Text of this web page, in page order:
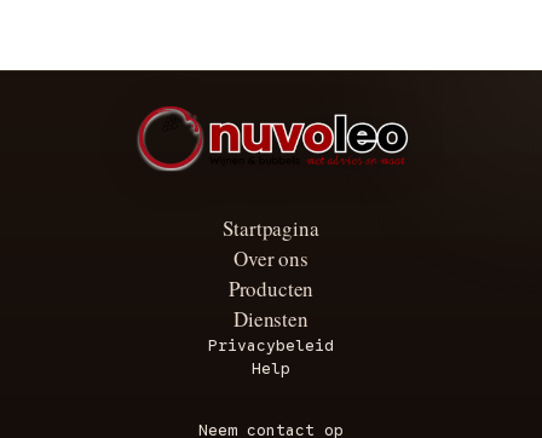
Startpagina
Over ons
Producten
Diensten
Privacybeleid
Help
Neem contact op